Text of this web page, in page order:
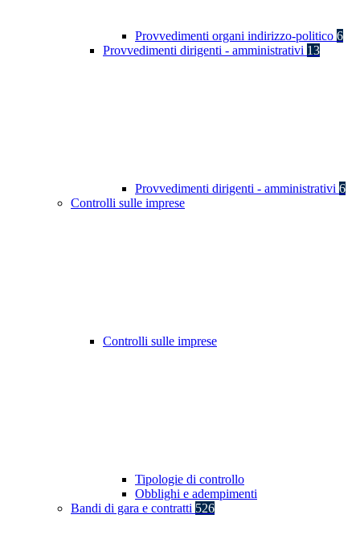
Provvedimenti organi indirizzo-politico 6
Provvedimenti dirigenti - amministrativi 13
Provvedimenti dirigenti - amministrativi 6
Controlli sulle imprese
Controlli sulle imprese
Tipologie di controllo
Obblighi e adempimenti
Bandi di gara e contratti 526